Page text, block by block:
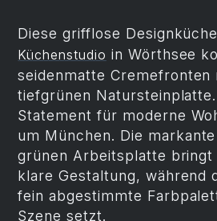
Diese grifflose
Küchenstudio in Wörthsee
seidenmatte Cremefronten
tiefgrünen
Statement für moderne
um München. Die
grünen Arbeitsplatte bringt
klare Gestaltung, während
fein abgestimmte
Szene setzt.